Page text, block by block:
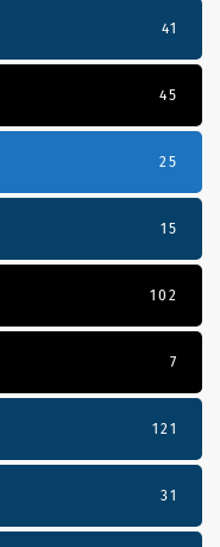
41
45
25
15
102
7
121
31